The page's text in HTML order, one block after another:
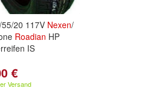
20 117V Nexen/
Roadian HP
IS
€
Versand